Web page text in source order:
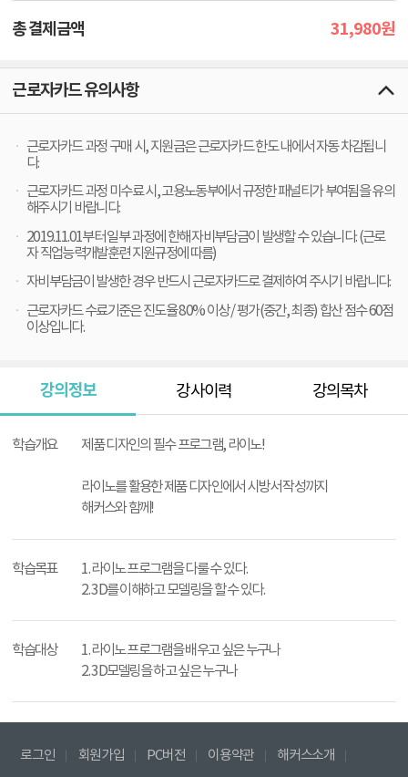
총 결제금액 31,980원
근로자카드 유의사항
근로자카드 과정 구매 시, 지원금은 근로자카드 한도 내에서 자동 차감됩니
다.
근로자카드 과정 미수료 시, 고용노동부에서 규정한 패널티가 부여됨을 유의
해주시기 바랍니다.
2019.11.01부터 일부 과정에 한해 자비부담금이 발생할 수 있습니다. (근로
자 직업능력개발훈련 지원규정에 따름)
자비부담금이 발생한 경우 반드시 근로자카드로 결제하여 주시기 바랍니다.
근로자카드 수료기준은 진도율 80% 이상 / 평가(중간, 최종) 합산 점수 60점
이상입니다.
강의정보 강사이력 강의목차
학습개요 제품 디자인의 필수 프로그램, 라이노!
라이노를 활용한 제품 디자인에서 시방서 작성까지
해커스와 함께!
학습목표
1. 라이노 프로그램을 다룰 수 있다.
2. 3D를 이해하고 모델링을 할 수 있다.
학습대상
1. 라이노 프로그램을 배우고 싶은 누구나
2. 3D모델링을 하고 싶은 누구나
로그인 회원가입 PC버전 이용약관 해커스소개